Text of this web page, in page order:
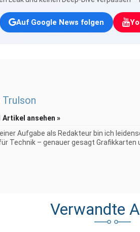
Auf Google News folgen
Trulson
Artikel ansehen »
Aufgabe als Redakteur bin ich
Technik – genauer gesagt Grafikkarten
Verwandte